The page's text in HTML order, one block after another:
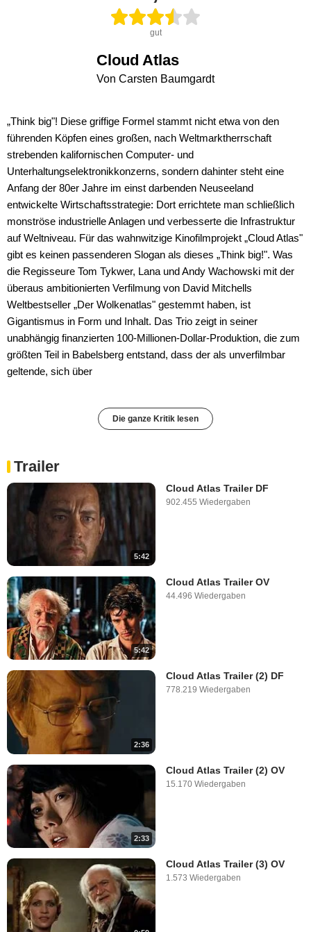
gut
Cloud Atlas
Von Carsten Baumgardt
„Think big"! Diese griffige Formel stammt nicht etwa von den
führenden Köpfen eines großen, nach Weltmarktherrschaft
strebenden kalifornischen Computer- und
Unterhaltungselektronikkonzerns, sondern dahinter steht eine
Anfang der 80er Jahre im einst darbenden Neuseeland
entwickelte Wirtschaftsstrategie: Dort errichtete man schließlich
monströse industrielle Anlagen und verbesserte die Infrastruktur
auf Weltniveau. Für das wahnwitzige Kinofilmprojekt „Cloud Atlas"
gibt es keinen passenderen Slogan als dieses „Think big!". Was
die Regisseure Tom Tykwer, Lana und Andy Wachowski mit der
überaus ambitionierten Verfilmung von David Mitchells
Weltbestseller „Der Wolkenatlas" gestemmt haben, ist
Gigantismus in Form und Inhalt. Das Trio zeigt in seiner
unabhängig finanzierten 100-Millionen-Dollar-Produktion, die zum
größten Teil in Babelsberg entstand, dass der als unverfilmbar
geltende, sich über
Die ganze Kritik lesen
Trailer
5:42
Cloud Atlas Trailer DF
902.455 Wiedergaben
5:42
Cloud Atlas Trailer OV
44.496 Wiedergaben
2:36
Cloud Atlas Trailer (2) DF
778.219 Wiedergaben
2:33
Cloud Atlas Trailer (2) OV
15.170 Wiedergaben
Cloud Atlas Trailer (3) OV
1.573 Wiedergaben